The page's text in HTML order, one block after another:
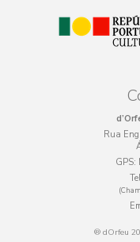
Rua
GPS:
® dOrfeu